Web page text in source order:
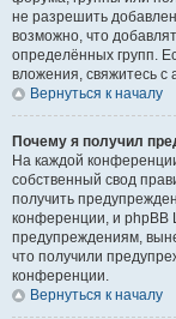
не разрешить
возможно, что
определённых групп.
вложения, свяжитесь
Вернуться к началу
Почему я получил
На каждой
собственный свод
получить
конференции, и phpBB
предупреждениям,
что получили
конференции.
Вернуться к началу